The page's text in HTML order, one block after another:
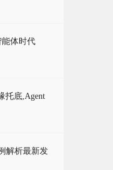
体时代
托底,Agent
解析最新发